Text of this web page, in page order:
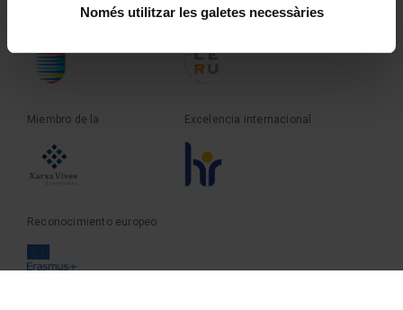
Només utilitzar les galetes necessàries
Fundadora de la Miembro de la
Miembro de la Excelencia internacional
Reconocimiento europeo